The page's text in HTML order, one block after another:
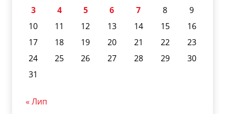
3
4 5 6 7 8
9
10
11 12 13 14 15
16
17
18 19 20 21 22
23
24
25 26 27 28 29
30
31
« Лип